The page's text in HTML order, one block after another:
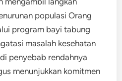
populasi Orang
program bayi tabung
masalah kesehatan
penyebab rendahnya
menunjukkan komitmen